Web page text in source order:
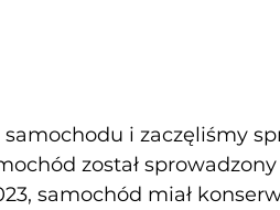
i zaczęliśmy
został
samochód miał